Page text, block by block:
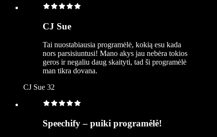
CJ Sue
Tai nuostabiausia programėlė, kokią esu kada
nors parsisiuntusi! Mano akys jau nebėra tokios
geros ir negaliu daug skaityti, tad ši programėlė
man tikra dovana.
CJ Sue 32
Speechify – puiki programėlė!